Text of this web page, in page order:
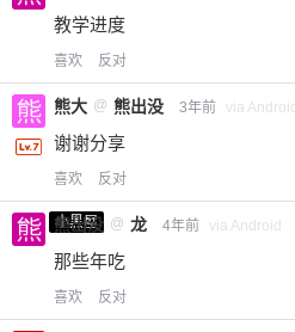
教学进度
喜欢 反对
熊大 @ 熊出没 3年前 via Android
谢谢分享
喜欢 反对
小黑屋
熊出没 @ 龙 4年前 via Android
那些年吃
喜欢 反对